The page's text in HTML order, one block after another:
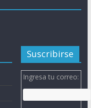
Suscribirse
Ingresa tu correo: